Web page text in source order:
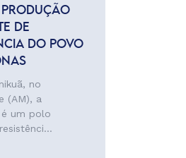
PRODUÇÃO
DE
DO POVO
no
(AM), a
um polo